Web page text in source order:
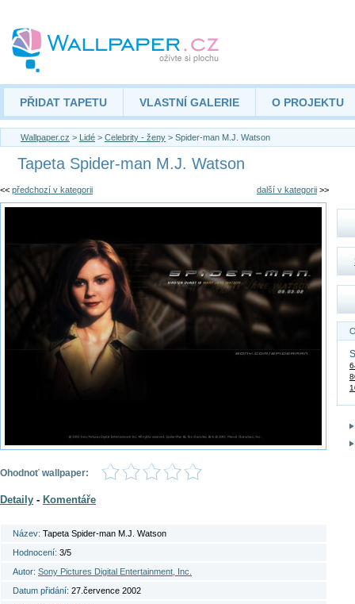
PŘIDAT TAPETU VLASTNÍ GALERIE O PROJEKTU
Wallpaper.cz > Lidé > Celebrity - ženy > Spider-man M.J. Watson
Tapeta Spider-man M.J. Watson
<< předchozí v kategorii další v kategorii >>
Ohodnoť wallpaper:
Detaily - Komentáře
Název: Tapeta Spider-man M.J. Watson
Hodnocení: 3/5
Autor: Sony Pictures Digital Entertainment, Inc.
Datum přidání: 27.července 2002